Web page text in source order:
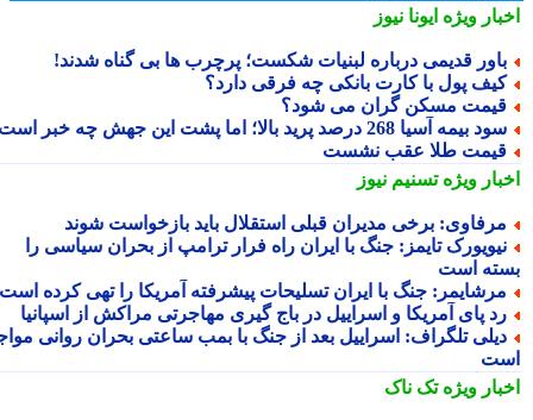
ویژهایونا نیوز
قدیمی درباره لبنیات شکست؛ پرچرب ها بی گناه شدند!
پول با کارت بانکی چه فرقی دارد؟
مسکن گران می شود؟
بیمه آسیا 268 درصد پرید بالا؛ اما پشت این جهش چه خبر است؟
طلا عقب نشست
ویژهتسنیم نیوز
برخی مدیران قبلی استقلال باید بازخواست شوند
تایمز: جنگ با ایران راه فرار ترامپ از بحران سیاسی را
است
جنگ با ایران تسلیحات پیشرفته آمریکا را تهی کرده است
پای آمریکا و اسراییل در باج گیری مهاجرتی مراکش از اسپانیا
تلگراف: اسراییل بعد از جنگ با بمب ساعتی بحران روانی مواجه
ویژهتک ناک